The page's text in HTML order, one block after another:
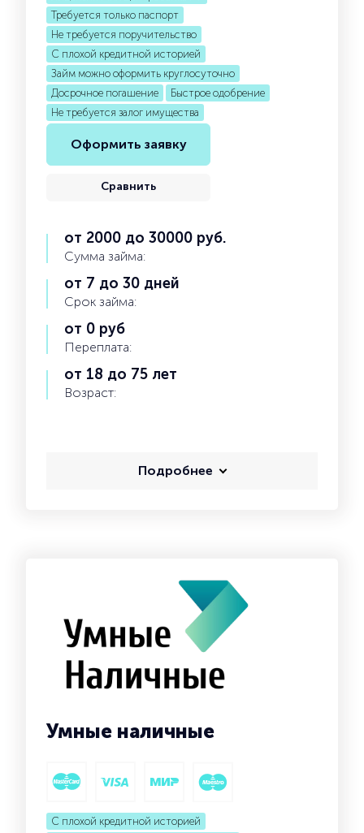
Требуется только паспорт
Не требуется поручительство
С плохой кредитной историей
Займ можно оформить круглосуточно
Досрочное погашение
Быстрое одобрение
Не требуется залог имущества
Оформить заявку
Сравнить
от 2000 до 30000 руб.
Сумма займа:
от 7 до 30 дней
Срок займа:
от 0 руб
Переплата:
от 18 до 75 лет
Возраст:
Подробнее
Умные наличные
С плохой кредитной историей